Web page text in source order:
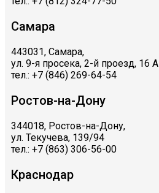
Самара
443031, Самара,
ул. 9-я просека, 2-й проезд, 16 А
тел.: +7 (846) 269-64-54
Ростов-на-Дону
344018, Ростов-на-Дону,
ул. Текучева, 139/94
тел.: +7 (863) 306-56-00
Краснодар